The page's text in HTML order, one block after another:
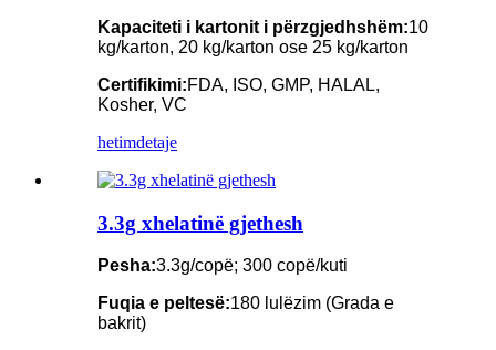
Kapaciteti i kartonit i përzgjedhshëm:10
kg/karton, 20 kg/karton ose 25 kg/karton
Certifikimi:FDA, ISO, GMP, HALAL,
Kosher, VC
hetimdetaje
3.3g xhelatinë gjethesh
Pesha:3.3g/copë; 300 copë/kuti
Fuqia e peltesë:180 lulëzim (Grada e
bakrit)